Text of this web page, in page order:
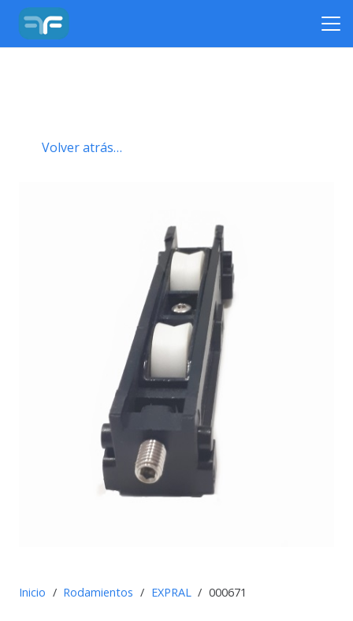
Volver atrás…
Inicio / Rodamientos / EXPRAL / 000671